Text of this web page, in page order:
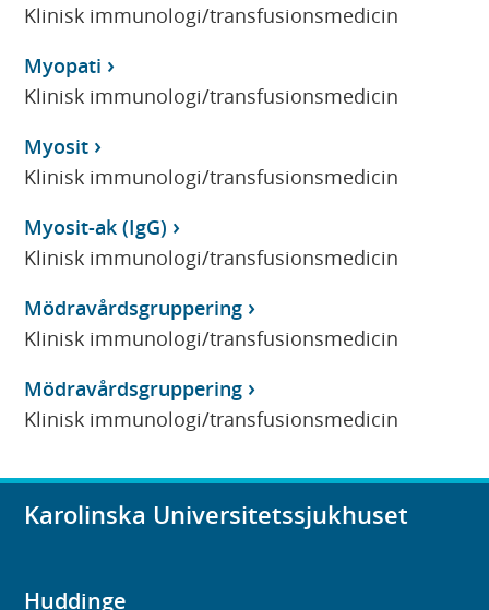
Klinisk immunologi/transfusionsmedicin
Myopati
Klinisk immunologi/transfusionsmedicin
Myosit
Klinisk immunologi/transfusionsmedicin
Myosit-ak (IgG)
Klinisk immunologi/transfusionsmedicin
Mödravårdsgruppering
Klinisk immunologi/transfusionsmedicin
Mödravårdsgruppering
Klinisk immunologi/transfusionsmedicin
Karolinska Universitetssjukhuset
Huddinge